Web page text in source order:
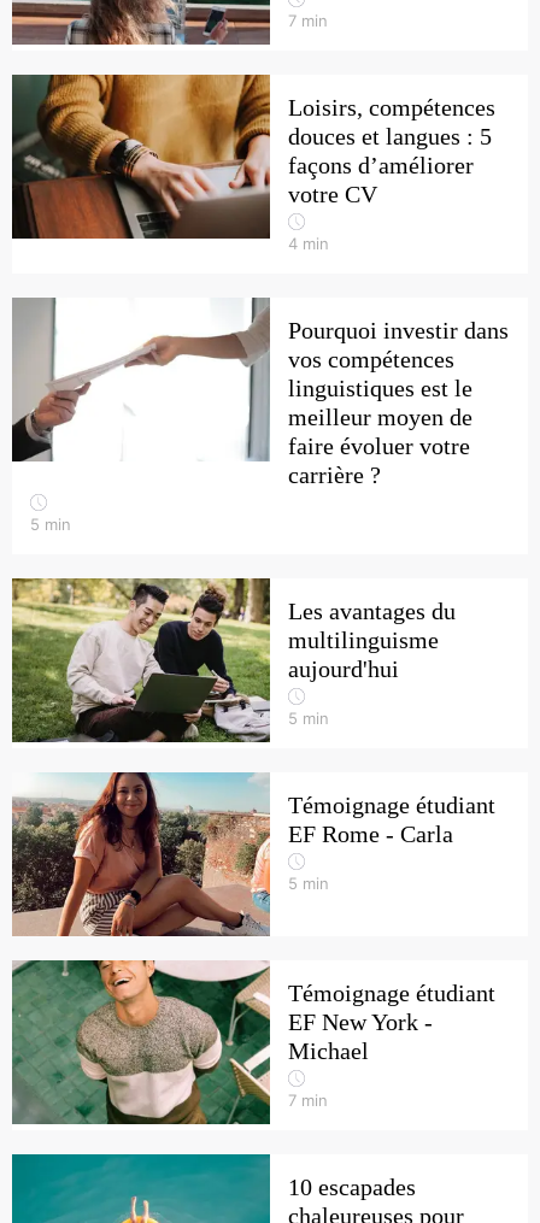
7 min
Loisirs, compétences
douces et langues : 5
façons d’améliorer
votre CV
4 min
Pourquoi investir dans
vos compétences
linguistiques est le
meilleur moyen de
faire évoluer votre
carrière ?
5 min
Les avantages du
multilinguisme
aujourd'hui
5 min
Témoignage étudiant
EF Rome - Carla
5 min
Témoignage étudiant
EF New York -
Michael
7 min
10 escapades
chaleureuses pour